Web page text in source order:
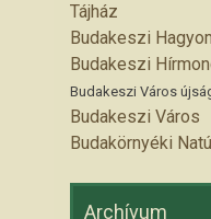
Tájház
Budakeszi
Budakeszi
Budakeszi Város
Budakeszi Város
Budakörnyéki
Archívum